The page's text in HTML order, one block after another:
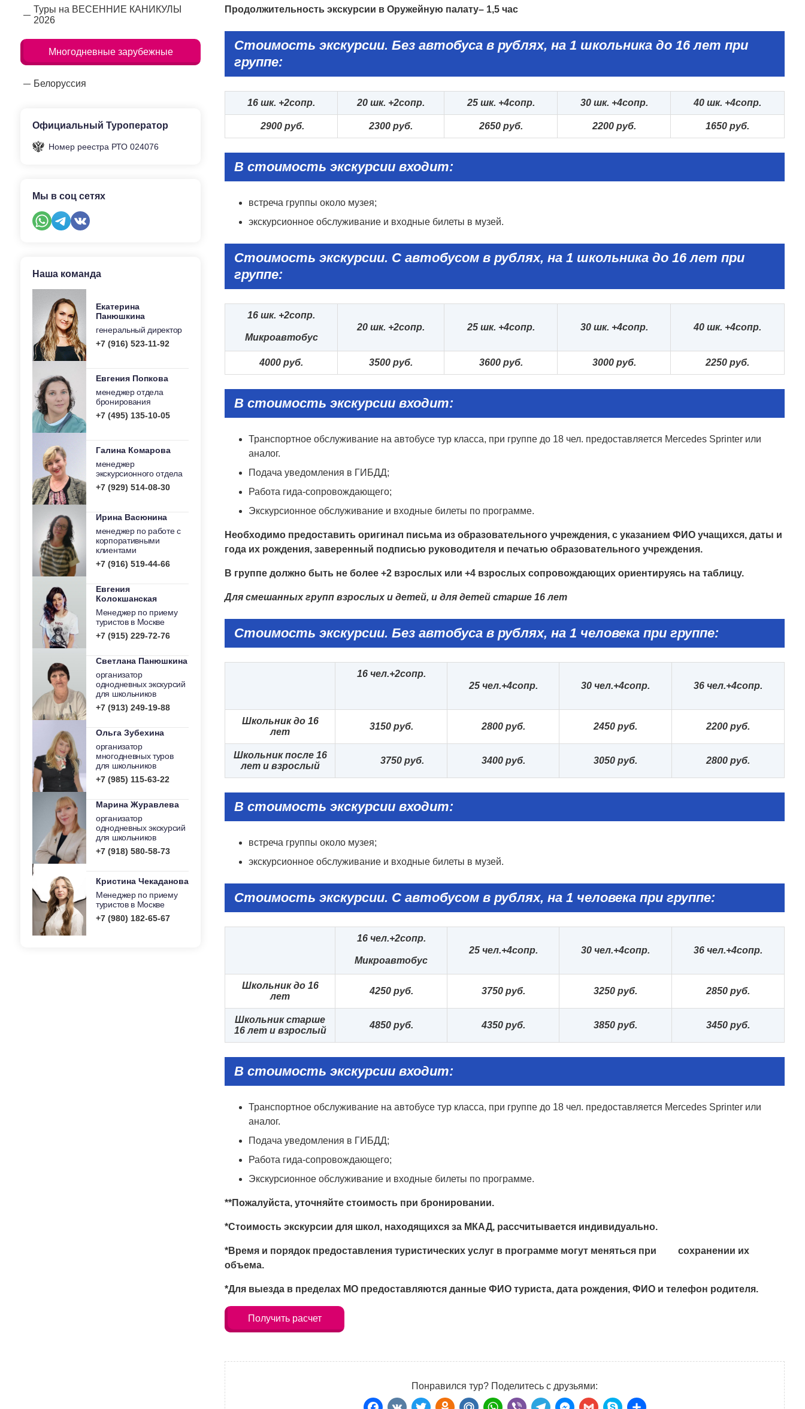
Туры на ВЕСЕННИЕ КАНИКУЛЫ
2026
Многодневные зарубежные
Белоруссия
Официальный Туроператор
Номер реестра РТО 024076
Мы в соц сетях
Наша команда
Екатерина
Панюшкина
генеральный директор
+7 (916) 523-11-92
Евгения Попкова
менеджер отдела
бронирования
+7 (495) 135-10-05
Галина Комарова
менеджер
экскурсионного отдела
+7 (929) 514-08-30
Ирина Васюнина
менеджер по работе с
корпоративными
клиентами
+7 (916) 519-44-66
Евгения
Колокшанская
Менеджер по приему
туристов в Москве
+7 (915) 229-72-76
Светлана Панюшкина
организатор
однодневных экскурсий
для школьников
+7 (913) 249-19-88
Ольга Зубехина
организатор
многодневных туров
для школьников
+7 (985) 115-63-22
Марина Журавлева
организатор
однодневных экскурсий
для школьников
+7 (918) 580-58-73
Кристина Чекаданова
Менеджер по приему
туристов в Москве
+7 (980) 182-65-67
Продолжительность экскурсии в Оружейную палату– 1,5 час
Стоимость экскурсии. Без автобуса в рублях, на 1 школьника до 16 лет при
группе:
16 шк. +2сопр. 20 шк. +2сопр. 25 шк. +4сопр. 30 шк. +4сопр. 40 шк. +4сопр.
2900 руб. 2300 руб. 2650 руб. 2200 руб. 1650 руб.
В стоимость экскурсии входит:
встреча группы около музея;
экскурсионное обслуживание и входные билеты в музей.
Стоимость экскурсии. С автобусом в рублях, на 1 школьника до 16 лет при
группе:
16 шк. +2сопр.
Микроавтобус
20 шк. +2сопр. 25 шк. +4сопр. 30 шк. +4сопр. 40 шк. +4сопр.
4000 руб. 3500 руб. 3600 руб. 3000 руб. 2250 руб.
В стоимость экскурсии входит:
Транспортное обслуживание на автобусе тур класса, при группе до 18 чел. предоставляется Mercedes Sprinter или
аналог.
Подача уведомления в ГИБДД;
Работа гида-сопровождающего;
Экскурсионное обслуживание и входные билеты по программе.
Необходимо предоставить оригинал письма из образовательного учреждения, с указанием ФИО учащихся, даты и
года их рождения, заверенный подписью руководителя и печатью образовательного учреждения.
В группе должно быть не более +2 взрослых или +4 взрослых сопровождающих ориентируясь на таблицу.
Для смешанных групп взрослых и детей, и для детей старше 16 лет
Стоимость экскурсии. Без автобуса в рублях, на 1 человека при группе:
16 чел.+2сопр.
25 чел.+4сопр.
30 чел.+4сопр. 36 чел.+4сопр.
Школьник до 16
лет
3150 руб. 2800 руб. 2450 руб. 2200 руб.
Школьник после 16
лет и взрослый
3750 руб. 3400 руб. 3050 руб. 2800 руб.
В стоимость экскурсии входит:
встреча группы около музея;
экскурсионное обслуживание и входные билеты в музей.
Стоимость экскурсии. С автобусом в рублях, на 1 человека при группе:
16 чел.+2сопр.
Микроавтобус
25 чел.+4сопр. 30 чел.+4сопр. 36 чел.+4сопр.
Школьник до 16
лет
4250 руб. 3750 руб. 3250 руб. 2850 руб.
Школьник старше
16 лет и взрослый
4850 руб. 4350 руб. 3850 руб. 3450 руб.
В стоимость экскурсии входит:
Транспортное обслуживание на автобусе тур класса, при группе до 18 чел. предоставляется Mercedes Sprinter или
аналог.
Подача уведомления в ГИБДД;
Работа гида-сопровождающего;
Экскурсионное обслуживание и входные билеты по программе.
**Пожалуйста, уточняйте стоимость при бронировании.
*Стоимость экскурсии для школ, находящихся за МКАД, рассчитывается индивидуально.
*Время и порядок предоставления туристических услуг в программе могут меняться при сохранении их
объема.
*Для выезда в пределах МО предоставляются данные ФИО туриста, дата рождения, ФИО и телефон родителя.
Получить расчет
Понравился тур? Поделитесь с друзьями: